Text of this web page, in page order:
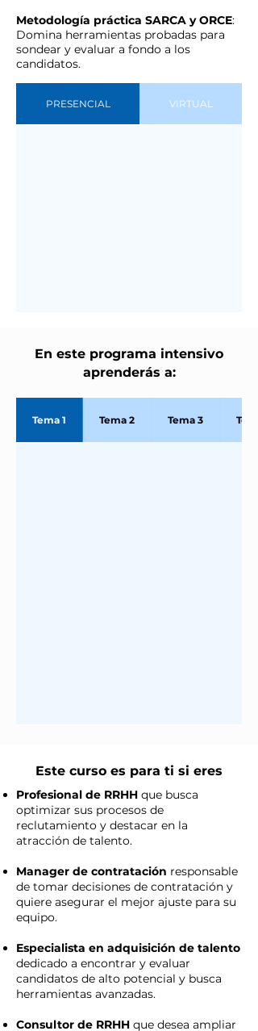
Metodología práctica SARCA y ORCE:
Domina herramientas probadas para
sondear y evaluar a fondo a los
candidatos.
PRESENCIAL VIRTUAL
En este programa intensivo
aprenderás a:
Tema 1 Tema 2 Tema 3
Este curso es para ti si eres
Profesional de RRHH que busca
optimizar sus procesos de
reclutamiento y destacar en la
atracción de talento.
Manager de contratación responsable
de tomar decisiones de contratación y
quiere asegurar el mejor ajuste para su
equipo.
Especialista en adquisición de talento
dedicado a encontrar y evaluar
candidatos de alto potencial y busca
herramientas avanzadas.
Consultor de RRHH que desea ampliar